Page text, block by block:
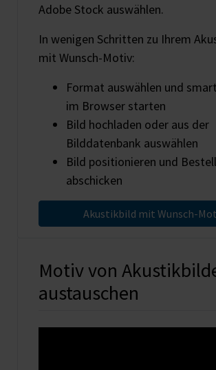
Adobe Stock auswählen.
In wenigen Schritten zu Ihrem
mit Wunsch-Motiv:
Format auswählen und
im Browser starten
Bild hochladen oder aus der
Bilddatenbank auswählen
Bild positionieren und
abschicken
Akustikbild mit Wunsch-
Motiv von
austauschen